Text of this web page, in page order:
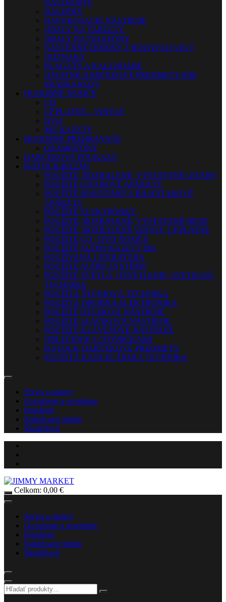
NÁSTROJOV
NÁLEPKY
NAFUKOVACIE NÁSTROJE
OBALY NA TABLETY
OBALY NA TELEFÓNY
NÁSTENNÉ HODINY Z RÔZNYCH VECÍ
ODZNAKY
PLAGÁTY A KALENDÁRE
OSTATNÉ DARČEKOVÉ PREDMETY PRE
MUZIKANTOV
HUDOBNÉ NOSIČE
CD
LP PLATNE – VINYLY
DVD
MG KAZETY
HUDOBNÉ PREHRÁVAČE
GRAMOFÓNY
DARČEKOVÉ POUKAZY
B-STOCK/BAZÁR
POUŽITÉ, ROZBALENÉ, VYSTAVENÉ GITARY
POUŽITÉ GITAROVÉ APARÁTY
POUŽITÉ BASGITARY A BASGITAROVÉ
APARÁTY
POUŽITÉ ELEKTRÓNKY
POUŽITÉ, ROZBALENÉ, VYSTAVENÉ BICIE
POUŽITÉ, ROZBALENÉ VINYLY, LP PLATNE
POUŽITÉ CD / DVD NOSIČE
POUŽITÉ AUDIO KAZETY MG
POUŽÍVANÁ LITERATÚRA
POUŽITÉ AUDIO SYSTÉMY
POUŽITÉ SVETLÁ, OSVETLENIE, SVETELNÁ
TECHNIKA
POUŽITÁ ŠTÚDIOVÁ TECHNIKA
POUŽITÁ DROBNÁ ELEKTRONIKA
POUŽITÉ DYCHOVÉ NÁSTROJE
POUŽITÉ SLÁČIKOVÉ NÁSTROJE
POUŽITÉ KLÁVESOVÉ NÁSTROJE
OBLEČENIE S CHYBIČKAMI
B-STOCK DARČEKOVÉ PREDMETY
POUŽITÁ KANCELÁRSKA TECHNIKA
Servis a opravy
Ozvučenie a osvetlenie
Prenájom
Nahrávacie štúdio
ŠkolaNové
Celkom: 0,00 €
Servis a opravy
Ozvučenie a osvetlenie
Prenájom
Nahrávacie štúdio
ŠkolaNové